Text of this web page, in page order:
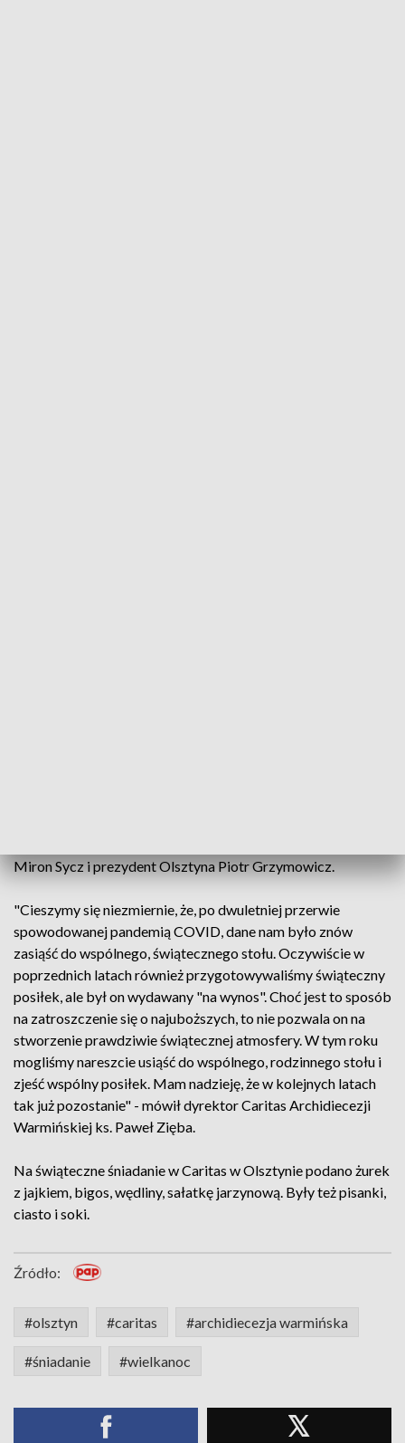
Miron Sycz i prezydent Olsztyna Piotr Grzymowicz.
"Cieszymy się niezmiernie, że, po dwuletniej przerwie
spowodowanej pandemią COVID, dane nam było znów
zasiąść do wspólnego, świątecznego stołu. Oczywiście w
poprzednich latach również przygotowywaliśmy świąteczny
posiłek, ale był on wydawany "na wynos". Choć jest to sposób
na zatroszczenie się o najuboższych, to nie pozwala on na
stworzenie prawdziwie świątecznej atmosfery. W tym roku
mogliśmy nareszcie usiąść do wspólnego, rodzinnego stołu i
zjeść wspólny posiłek. Mam nadzieję, że w kolejnych latach
tak już pozostanie" - mówił dyrektor Caritas Archidiecezji
Warmińskiej ks. Paweł Zięba.
Na świąteczne śniadanie w Caritas w Olsztynie podano żurek
z jajkiem, bigos, wędliny, sałatkę jarzynową. Były też pisanki,
ciasto i soki.
Źródło:
#olsztyn #caritas #archidiecezja warmińska
#śniadanie #wielkanoc